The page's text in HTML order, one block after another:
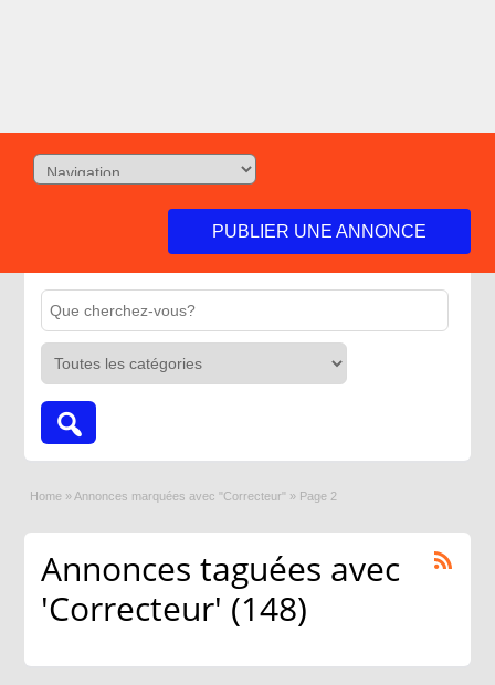
PUBLIER UNE ANNONCE
Home » Annonces marquées avec "Correcteur" » Page 2
Annonces taguées avec
'Correcteur' (148)